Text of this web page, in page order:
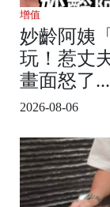
增值
妙齡阿姨
玩！惹丈
畫面怒了...
2026-08-06